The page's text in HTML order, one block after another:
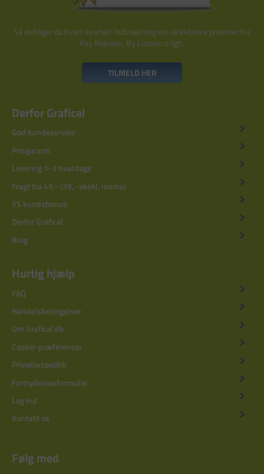
Så deltager du hvert kvartal i lodtrækning om eksklusive præmier fra
Kay Bojesen, By Lassen o.lign.
TILMELD HER
Derfor Grafical
God kundeservice
Prisgaranti
Levering 1-3 hverdage
Fragt fra 49,- (39,- ekskl. moms)
5% kundebonus
Derfor Grafical
Blog
Hurtig hjælp
FAQ
Handelsbetingelser
Om Grafical.dk
Cookie-præferencer
Privatlivspolitik
Fortrydelsesformular
Log ind
Kontakt os
Følg med